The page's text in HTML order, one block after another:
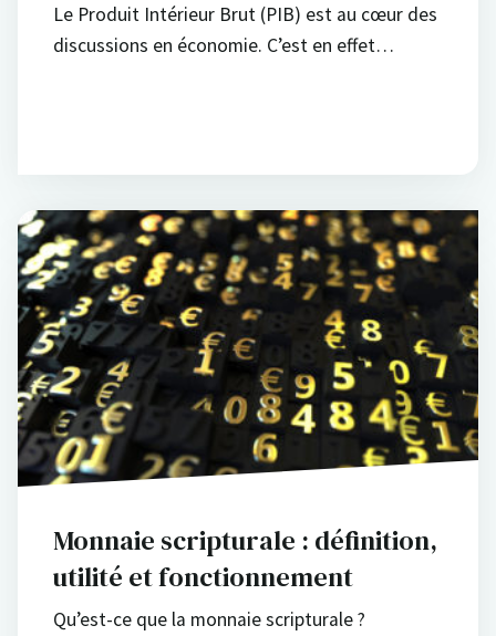
Le Produit Intérieur Brut (PIB) est au cœur des
discussions en économie. C’est en effet…
Monnaie scripturale : définition,
utilité et fonctionnement
Qu’est-ce que la monnaie scripturale ?